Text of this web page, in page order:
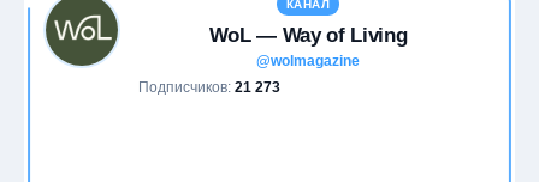
КАНАЛ
WoL — Way of Living
@wolmagazine
Подписчиков: 21 273